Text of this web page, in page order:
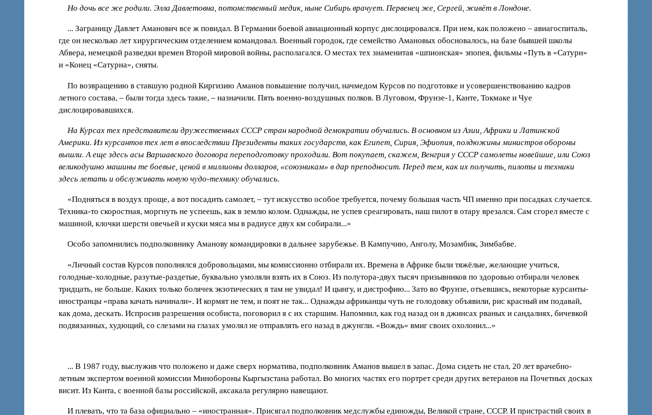
Но дочь все же родили. Элла Давлетовна, потомственный медик, ныне Сибирь врачует. Первенец же, Сергей, живёт в Лондоне.
... Заграницу Давлет Аманович все ж повидал. В Германии боевой авиационный корпус дислоцировался. При нем, как положено – авиагоспиталь,
где он несколько лет хирургическим отделением командовал. Военный городок, где семейство Амановых обосновалось, на базе бывшей школы
Абвера, немецкой разведки времен Второй мировой войны, располагался. О местах тех знаменитая «шпионская» эпопея, фильмы «Путь в «Сатурн»
и «Конец «Сатурна», сняты.
По возвращению в ставшую родной Киргизию Аманов повышение получил, начмедом Курсов по подготовке и усовершенствованию кадров
летного состава, – были тогда здесь такие, – назначили. Пять военно-воздушных полков. В Луговом, Фрунзе-1, Канте, Токмаке и Чуе
дислоцировавшихся.
На Курсах тех представители дружественных СССР стран народной демократии обучались. В основном из Азии, Африки и Латинской
Америки. Из курсантов тех лет в впоследствии Президенты таких государств, как Египет, Сирия, Эфиопия, полдюжины министров обороны
вышли. А еще здесь асы Варшавского договора переподготовку проходили. Вот покупает, скажем, Венгрия у СССР самолеты новейшие, или Союз
великодушно машины те боевые, ценой в миллионы долларов, «союзникам» в дар преподносит. Перед тем, как их получить, пилоты и техники
здесь летать и обслуживать новую чудо-технику обучались.
«Подняться в воздух проще, а вот посадить самолет, – тут искусство особое требуется, почему большая часть ЧП именно при посадках случается.
Техника-то скоростная, моргнуть не успеешь, как в землю колом. Однажды, не успев среагировать, наш пилот в отару врезался. Сам сгорел вместе с
машиной, клочки шерсти овечьей и куски мяса мы в радиусе двух км собирали...»
Особо запомнились подполковнику Аманову командировки в дальнее зарубежье. В Кампучию, Анголу, Мозамбик, Зимбабве.
«Личный состав Курсов пополнялся добровольцами, мы комиссионно отбирали их. Времена в Африке были тяжёлые, желающие учиться,
голодные-холодные, разутые-раздетые, буквально умоляли взять их в Союз. Из полутора-двух тысяч призывников по здоровью отбирали человек
тридцать, не больше. Каких только болячек экзотических я там не увидал! И цынгу, и дистрофию... Зато во Фрунзе, отъевшись, некоторые курсанты-
иностранцы «права качать начинали». И кормят не тем, и поят не так... Однажды африканцы чуть не голодовку объявили, рис красный им подавай,
как дома, дескать. Испросив разрешения особиста, поговорил я с их старшим. Напомнил, как год назад он в джинсах рваных и сандалиях, бичевкой
подвязанных, худющий, со слезами на глазах умолял не отправлять его назад в джунгли. «Вождь» вмиг своих охолонил...»
... В 1987 году, выслужив что положено и даже сверх норматива, подполковник Аманов вышел в запас. Дома сидеть не стал, 20 лет врачебно-
летным экспертом военной комиссии Минобороны Кыргызстана работал. Во многих частях его портрет среди других ветеранов на Почетных досках
висит. Из Канта, с военной базы российской, аксакала регулярно навещают.
И плевать, что та база официально – «иностранная». Присягал подполковник медслужбы единожды, Великой стране, СССР. И пристрастий своих в